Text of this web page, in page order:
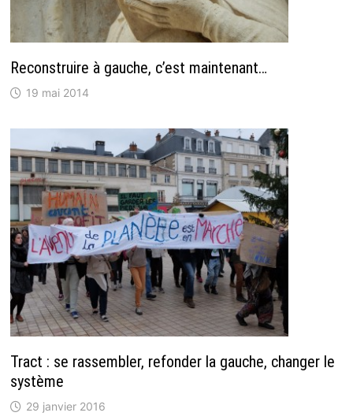
Reconstruire à gauche, c’est maintenant…
19 mai 2014
Tract : se rassembler, refonder la gauche, changer le
système
29 janvier 2016